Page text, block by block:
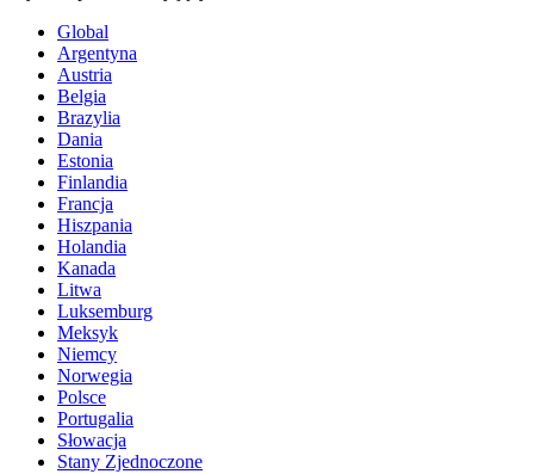
Global
Argentyna
Austria
Belgia
Brazylia
Dania
Estonia
Finlandia
Francja
Hiszpania
Holandia
Kanada
Litwa
Luksemburg
Meksyk
Niemcy
Norwegia
Polsce
Portugalia
Słowacja
Stany Zjednoczone